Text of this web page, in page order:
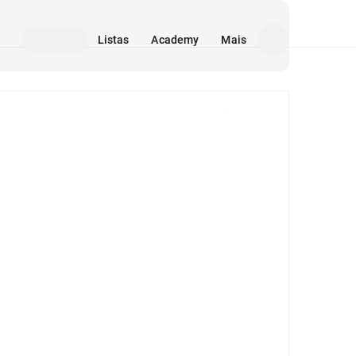
Listas Academy Mais